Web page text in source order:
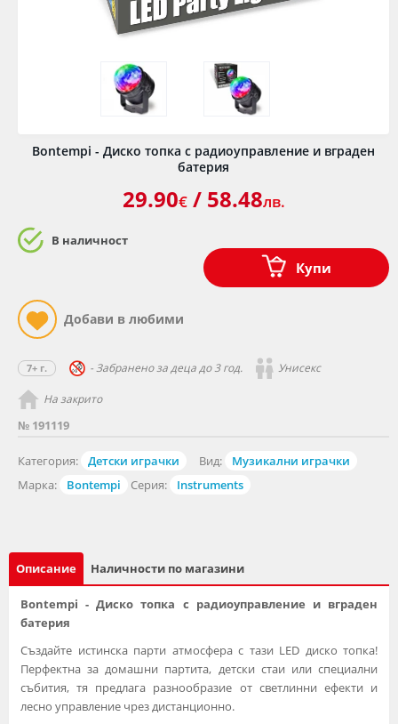
Bontempi - Диско топка с радиоуправление и вграден
батерия
№ 191119
Категория: Детски играчки Вид:
Музикални играчки
Марка:
Bontempi Серия: Instruments
7+ г. - Забранено за деца до 3 год. Унисекс
На закрито
29.90€/ 58.48лв.
В наличност
Купи
Описание Наличности по магазини
Bontempi - Диско топка с радиоуправление и вграден
батерия
Създайте истинска парти атмосфера с тази LED диско топка!
Перфектна за домашни партита, детски стаи или специални
събития, тя предлага разнообразие от светлинни ефекти и
лесно управление чрез дистанционно.